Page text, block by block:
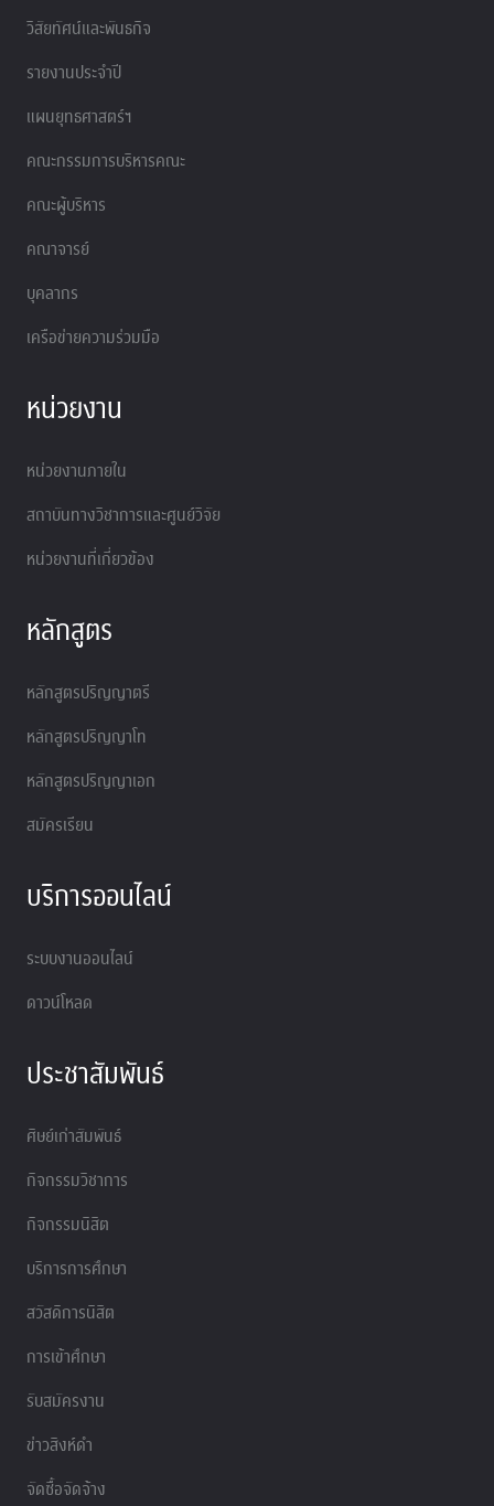
วิสัยทัศน์และพันธกิจ
รายงานประจำปี
แผนยุทธศาสตร์ฯ
คณะกรรมการบริหารคณะ
คณะผู้บริหาร
คณาจารย์
บุคลากร
เครือข่ายความร่วมมือ
หน่วยงาน
หน่วยงานภายใน
สถาบันทางวิชาการและศูนย์วิจัย
หน่วยงานที่เกี่ยวข้อง
หลักสูตร
หลักสูตรปริญญาตรี
หลักสูตรปริญญาโท
หลักสูตรปริญญาเอก
สมัครเรียน
บริการออนไลน์
ระบบงานออนไลน์
ดาวน์โหลด
ประชาสัมพันธ์
ศิษย์เก่าสัมพันธ์
กิจกรรมวิชาการ
กิจกรรมนิสิต
บริการการศึกษา
สวัสดิการนิสิต
การเข้าศึกษา
รับสมัครงาน
ข่าวสิงห์ดำ
จัดซื้อจัดจ้าง